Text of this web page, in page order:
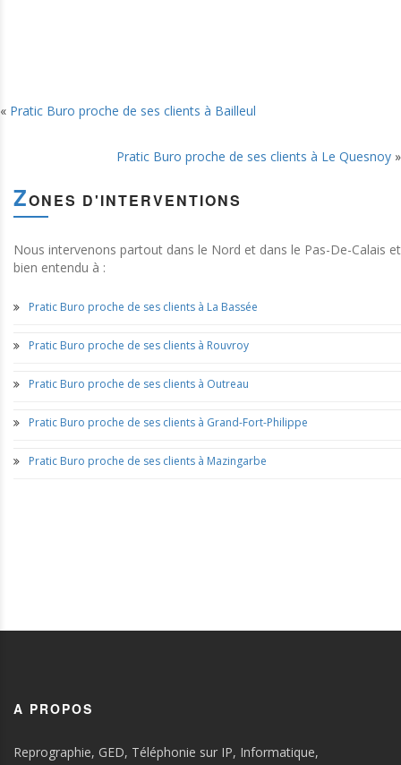
« Pratic Buro proche de ses clients à Bailleul
Pratic Buro proche de ses clients à Le Quesnoy »
ZONES D'INTERVENTIONS
Nous intervenons partout dans le Nord et dans le Pas-De-Calais et
bien entendu à :
Pratic Buro proche de ses clients à La Bassée
Pratic Buro proche de ses clients à Rouvroy
Pratic Buro proche de ses clients à Outreau
Pratic Buro proche de ses clients à Grand-Fort-Philippe
Pratic Buro proche de ses clients à Mazingarbe
A PROPOS
Reprographie, GED, Téléphonie sur IP, Informatique,